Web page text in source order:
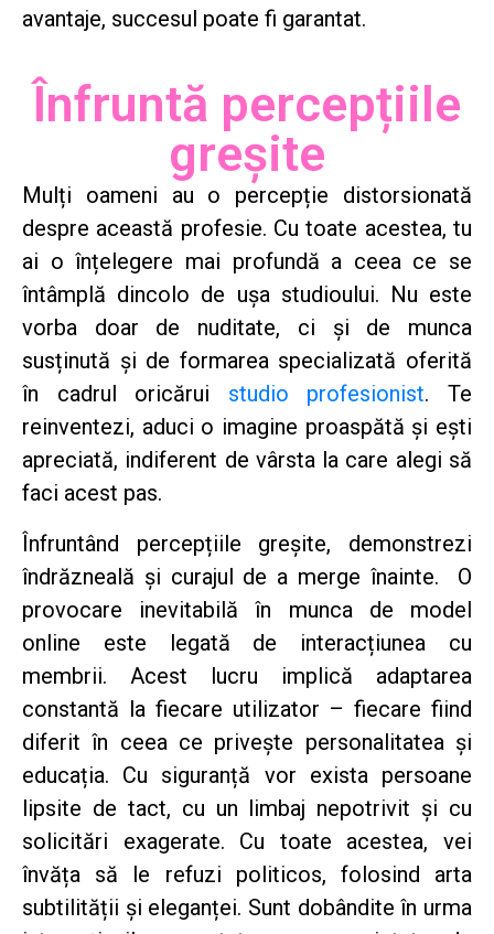
avantaje, succesul poate fi garantat.
Înfruntă percepțiile
greșite
Mulți oameni au o percepție distorsionată
despre această profesie. Cu toate acestea, tu
ai o înțelegere mai profundă a ceea ce se
întâmplă dincolo de ușa studioului. Nu este
vorba doar de nuditate, ci și de munca
susținută și de formarea specializată oferită
în cadrul oricărui studio profesionist. Te
reinventezi, aduci o imagine proaspătă și ești
apreciată, indiferent de vârsta la care alegi să
faci acest pas.
Înfruntând percepțiile greșite, demonstrezi
îndrăzneală și curajul de a merge înainte. O
provocare inevitabilă în munca de model
online este legată de interacțiunea cu
membrii. Acest lucru implică adaptarea
constantă la fiecare utilizator – fiecare fiind
diferit în ceea ce privește personalitatea și
educația. Cu siguranță vor exista persoane
lipsite de tact, cu un limbaj nepotrivit și cu
solicitări exagerate. Cu toate acestea, vei
învăța să le refuzi politicos, folosind arta
subtilității și eleganței. Sunt dobândite în urma